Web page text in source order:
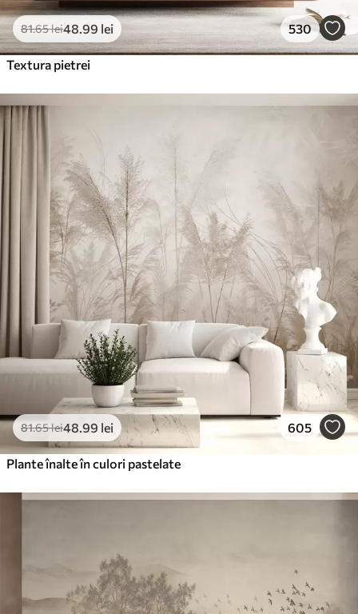
81.65lei48 .99 lei 530
Textura pietrei
81.65lei48 .99 lei 605
Plante înalte în culori pastelate